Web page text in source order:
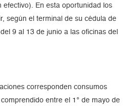
efectivo). En esta oportunidad los
según el terminal de su cédula de
9 al 13 de junio a las oficinas del
corresponden consumos
entre el 1° de mayo de